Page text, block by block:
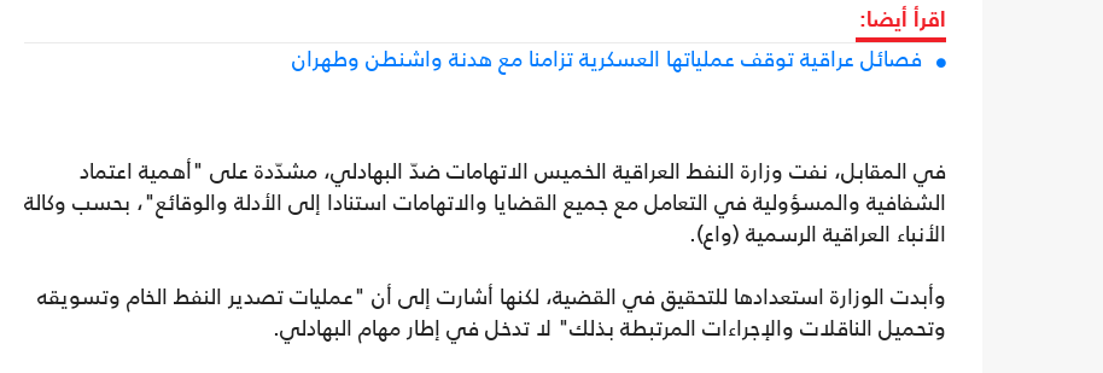
اقرأ أيضا:
فصائل عراقية توقف عملياتها العسكرية تزامنا مع هدنة واشنطن وطهران
في المقابل، نفت وزارة النفط العراقية الخميس الاتهامات ضدّ البهادلي، مشدّدة على "أهمية اعتماد
الشفافية والمسؤولية في التعامل مع جميع القضايا والاتهامات استنادا إلى الأدلة والوقائع"، بحسب وكالة
الأنباء العراقية الرسمية (واع).
وأبدت الوزارة استعدادها للتحقيق في القضية، لكنها أشارت إلى أن "عمليات تصدير النفط الخام وتسويقه
وتحميل الناقلات والإجراءات المرتبطة بذلك" لا تدخل في إطار مهام البهادلي.